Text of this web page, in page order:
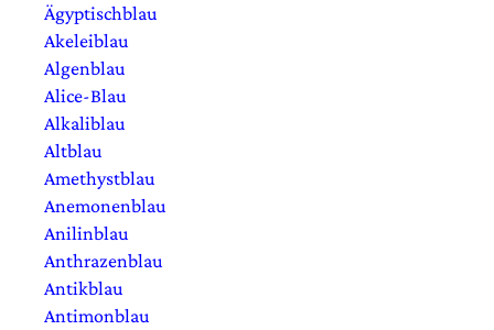
Ägyptischblau
Akeleiblau
Algenblau
Alice-Blau
Alkaliblau
Altblau
Amethystblau
Anemonenblau
Anilinblau
Anthrazenblau
Antikblau
Antimonblau